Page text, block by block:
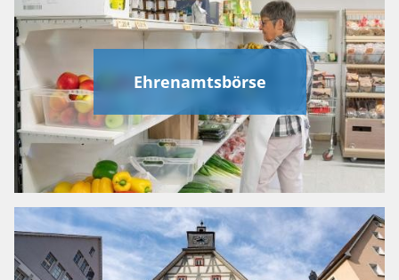
Ehrenamtsbörse